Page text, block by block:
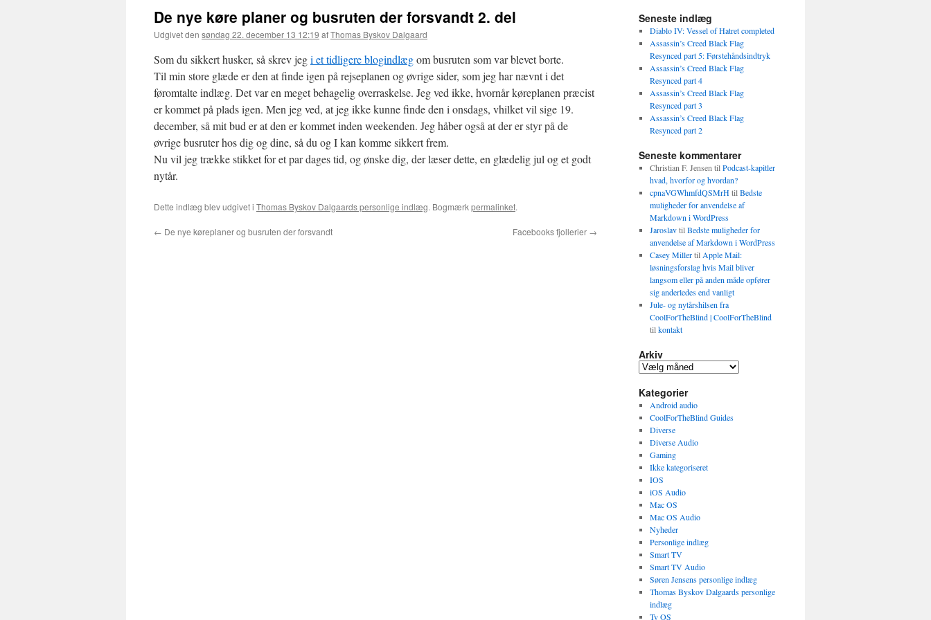
De nye køre planer og busruten der forsvandt 2. del
Udgivet den søndag 22. december 13 12:19 afThomas Byskov Dalgaard
Som du sikkert husker, så skrev jegi et tidligere blogindlægom busruten som var blevet borte.
Til min store glæde er den at finde igen på rejseplanen og øvrige sider, som jeg har nævnt i det
føromtalte indlæg. Det var en meget behagelig overraskelse. Jeg ved ikke, hvornår køreplanen præcist
er kommet på plads igen. Men jeg ved, at jeg ikke kunne finde den i onsdags, vhilket vil sige 19.
december, så mit bud er at den er kommet inden weekenden. Jeg håber også at der er styr på de
øvrige busruter hos dig og dine, så du og I kan komme sikkert frem.
Nu vil jeg trække stikket for et par dages tid, og ønske dig, der læser dette, en glædelig jul og et godt
nytår.
Dette indlæg blev udgivet i Thomas Byskov Dalgaards personlige indlæg. Bogmærkpermalinket.
← De nye køreplaner og busruten der forsvandt Facebooks fjollerier →
Seneste indlæg
Diablo IV: Vessel of Hatret completed
Assassin’s Creed Black Flag
Resynced part 5: Førstehåndsindtryk
Assassin’s Creed Black Flag
Resynced part 4
Assassin’s Creed Black Flag
Resynced part 3
Assassin’s Creed Black Flag
Resynced part 2
Seneste kommentarer
Christian F. Jensen tilPodcast-kapitler
hvad, hvorfor og hvordan?
cpnaVGWhmfdQSMrHtilBedste
muligheder for anvendelse af
Markdown i WordPress
JaroslavtilBedste muligheder for
anvendelse af Markdown i WordPress
Casey Millertil Apple Mail:
løsningsforslag hvis Mail bliver
langsom eller på anden måde opfører
sig anderledes end vanligt
Jule- og nytårshilsen fra
CoolForTheBlind | CoolForTheBlind
tilkontakt
Arkiv
Arkiv
Kategorier
Android audio
CoolForTheBlind Guides
Diverse
Diverse Audio
Gaming
Ikke kategoriseret
IOS
iOS Audio
Mac OS
Mac OS Audio
Nyheder
Personlige indlæg
Smart TV
Smart TV Audio
Søren Jensens personlige indlæg
Thomas Byskov Dalgaards personlige
indlæg
Tv OS